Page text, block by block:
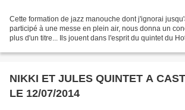
Cette formation de jazz manouche dont j'ignorai
participé à une messe en plein air, nous donna un
plus d'un titre... Ils jouent dans l'esprit du quintet du
NIKKI ET JULES QUINTET A
LE 12/07/2014